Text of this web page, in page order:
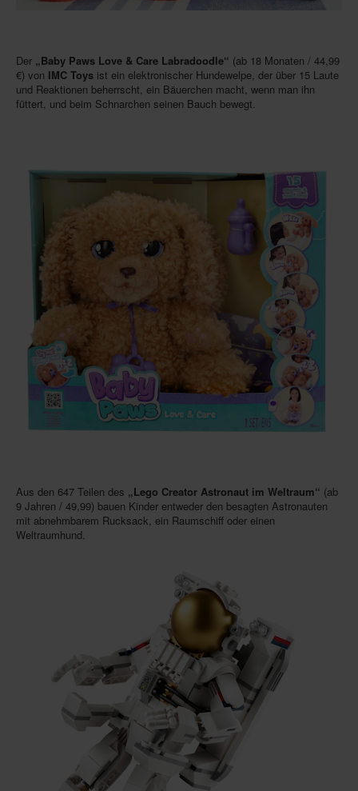
Der „Baby Paws Love & Care Labradoodle“ (ab 18 Monaten / 44,99
€) von IMC Toys ist ein elektronischer Hundewelpe, der über 15 Laute
und Reaktionen beherrscht, ein Bäuerchen macht, wenn man ihn
füttert, und beim Schnarchen seinen Bauch bewegt.
Aus den 647 Teilen des „Lego Creator Astronaut im Weltraum“ (ab
9 Jahren / 49,99) bauen Kinder entweder den besagten Astronauten
mit abnehmbarem Rucksack, ein Raumschiff oder einen
Weltraumhund.